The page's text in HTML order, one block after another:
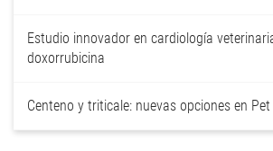
Estudio innovador en cardiología
doxorrubicina
Centeno y triticale: nuevas opciones en